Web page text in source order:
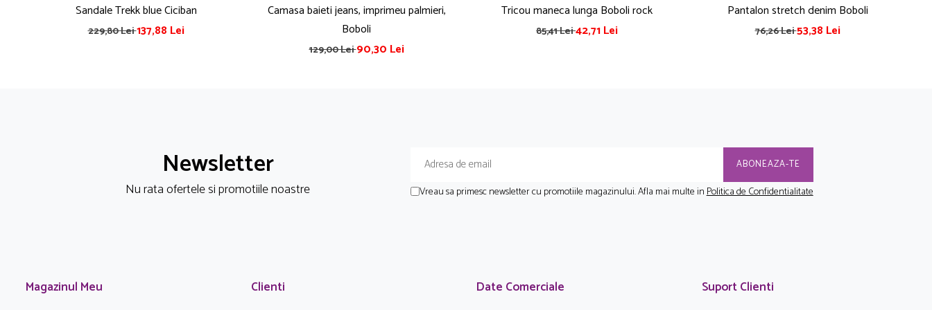
Sandale Trekk blue Ciciban
229,80 Lei137,88 Lei
Camasa baieti jeans, imprimeu palmieri,
Boboli
129,00 Lei90,30 Lei
Tricou maneca lunga Boboli rock
85,41 Lei42,71 Lei
Pantalon stretch denim Boboli
76,26 Lei53,38 Lei
Newsletter
Nu rata ofertele si promotiile noastre Vreau sa primesc newsletter cu promotiile magazinului. Afla mai multe inPolitica de Confidentialitate
Magazinul Meu Clienti Date Comerciale Suport Clienti